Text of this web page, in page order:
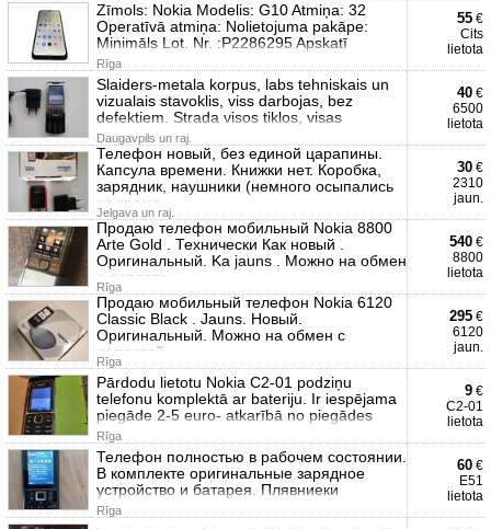
Zīmols: Nokia Modelis: G10 Atmiņa: 32
Operatīvā atmiņa: Nolietojuma pakāpe:
Minimāls Lot. Nr. :P2286295 Apskatī
Rīga
55 €
Cits
lietota
Slaiders-metala korpus, labs tehniskais un
vizualais stavoklis, viss darbojas, bez
defektiem. Strada visos tiklos, visas
Daugavpils un raj.
40 €
6500
lietota
Телефон новый, без единой царапины.
Капсула времени. Книжки нет. Коробка,
зарядник, наушники (немного осыпались
от време
Jelgava un raj.
30 €
2310
jaun.
Продаю телефон мобильный Nokia 8800
Arte Gold . Технически Как новый .
Оригинальный. Ka jauns . Можно на обмен
с доплато
Rīga
540 €
8800
lietota
Продаю мобильный телефон Nokia 6120
Classic Black . Jauns. Новый.
Оригинальный. Можно на обмен с
доплатой.
Rīga
295 €
6120
jaun.
Pārdodu lietotu Nokia C2-01 podziņu
telefonu komplektā ar bateriju. Ir iespējama
piegāde 2-5 euro- atkarībā no piegādes
Rīga
9 €
C2-01
lietota
Телефон полностью в рабочем состоянии.
В комплекте оригинальные зарядное
устройство и батарея. Плявниеки
Rīga
60 €
E51
lietota